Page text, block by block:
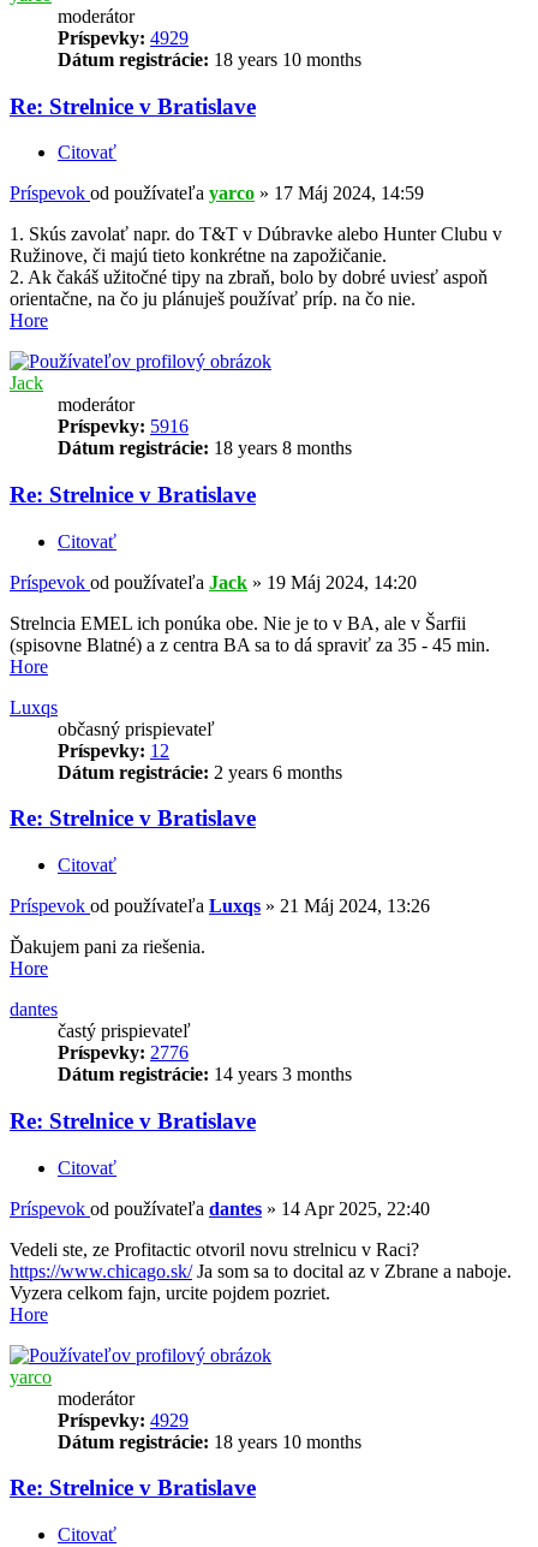
moderátor
Príspevky: 4929
Dátum registrácie: 18 years 10 months
Re: Strelnice v Bratislave
Citovať
Príspevok od používateľa yarco » 17 Máj 2024, 14:59
1. Skús zavolať napr. do T&T v Dúbravke alebo Hunter Clubu v
Ružinove, či majú tieto konkrétne na zapožičanie.
2. Ak čakáš užitočné tipy na zbraň, bolo by dobré uviesť aspoň
orientačne, na čo ju plánuješ používať príp. na čo nie.
Hore
Jack
moderátor
Príspevky: 5916
Dátum registrácie: 18 years 8 months
Re: Strelnice v Bratislave
Citovať
Príspevok od používateľa Jack » 19 Máj 2024, 14:20
Strelncia EMEL ich ponúka obe. Nie je to v BA, ale v Šarfii
(spisovne Blatné) a z centra BA sa to dá spraviť za 35 - 45 min.
Hore
Luxqs
občasný prispievateľ
Príspevky: 12
Dátum registrácie: 2 years 6 months
Re: Strelnice v Bratislave
Citovať
Príspevok od používateľa Luxqs » 21 Máj 2024, 13:26
Ďakujem pani za riešenia.
Hore
dantes
častý prispievateľ
Príspevky: 2776
Dátum registrácie: 14 years 3 months
Re: Strelnice v Bratislave
Citovať
Príspevok od používateľa dantes » 14 Apr 2025, 22:40
Vedeli ste, ze Profitactic otvoril novu strelnicu v Raci?
https://www.chicago.sk/Ja som sa to docital az v Zbrane a naboje.
Vyzera celkom fajn, urcite pojdem pozriet.
Hore
yarco
moderátor
Príspevky: 4929
Dátum registrácie: 18 years 10 months
Re: Strelnice v Bratislave
Citovať